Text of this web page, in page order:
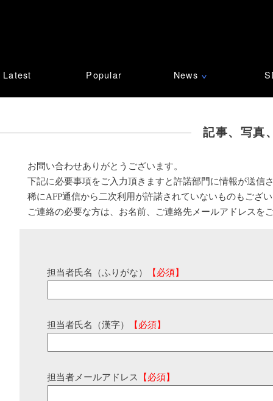
Latest Popular News ∨
記事、写真
お問い合わせありがとうございます。
下記に必要事項をご入力頂きますと許諾部門に情報が送信
稀にAFP通信から二次利用が許諾されていないものもござ
ご連絡の必要な方は、お名前、ご連絡先メールアドレスを
担当者氏名（ふりがな） 【必須】
担当者氏名（漢字） 【必須】
担当者メールアドレス 【必須】